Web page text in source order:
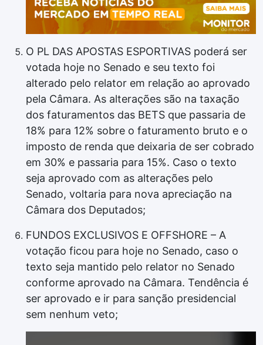
O PL DAS APOSTAS ESPORTIVAS poderá ser
votada hoje no Senado e seu texto foi
alterado pelo relator em relação ao aprovado
pela Câmara. As alterações são na taxação
dos faturamentos das BETS que passaria de
18% para 12% sobre o faturamento bruto e o
imposto de renda que deixaria de ser cobrado
em 30% e passaria para 15%. Caso o texto
seja aprovado com as alterações pelo
Senado, voltaria para nova apreciação na
Câmara dos Deputados;
FUNDOS EXCLUSIVOS E OFFSHORE – A
votação ficou para hoje no Senado, caso o
texto seja mantido pelo relator no Senado
conforme aprovado na Câmara. Tendência é
ser aprovado e ir para sanção presidencial
sem nenhum veto;